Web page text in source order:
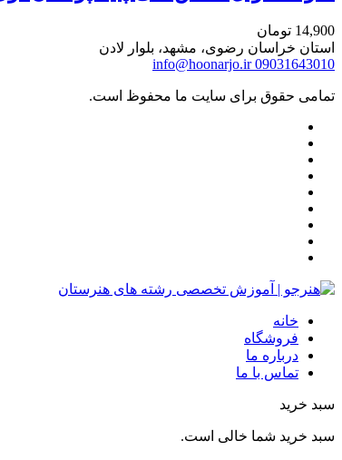
14,900 تومان
استان خراسان رضوی، مشهد، بلوار لادن
09031643010
info@hoonarjo.ir
تمامی حقوق برای سایت ما محفوظ است.
خانه
فروشگاه
درباره ما
تماس با ما
سبد خرید
سبد خرید شما خالی است.